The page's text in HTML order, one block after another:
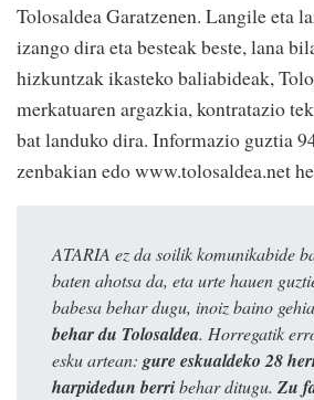
Tolosaldea Garatzenen. Langile eta
izango dira eta besteak beste, lana
hizkuntzak ikasteko baliabideak,
merkatuaren argazkia, kontratazio
bat landuko dira. Informazio guztia
zenbakian edo www.tolosaldea.net
ATARIA ez da soilik komunikabide
baten ahotsa da, eta urte hauen
babesa behar dugu, inoiz baino
behar du Tolosaldea. Horregatik
esku artean: gure eskualdeko 28
harpidedun berribehar ditugu. Zu